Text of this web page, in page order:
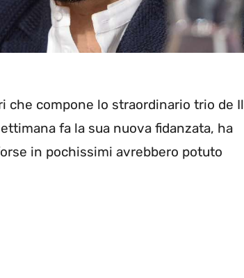
che compone lo straordinario trio de Il
fa la sua nuova fidanzata, ha
in pochissimi avrebbero potuto